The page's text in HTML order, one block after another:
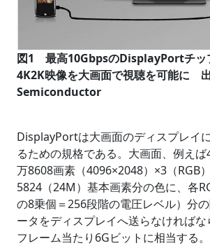
図1 最高10GbpsのDisplayPortチッ
4K2K映像を大画面で視聴を可能に
Semiconductor
DisplayPortは大画面のディスプレイ
るための規格である。大画面、例え
万8608画素（4096×2048）×3（RGB
5824（24M）基本画素分の色に、各
の8乗個＝256段階の電圧レベル）分
ータをディスプレイへ送らなければな
フレーム当たり6Gビットに相当する